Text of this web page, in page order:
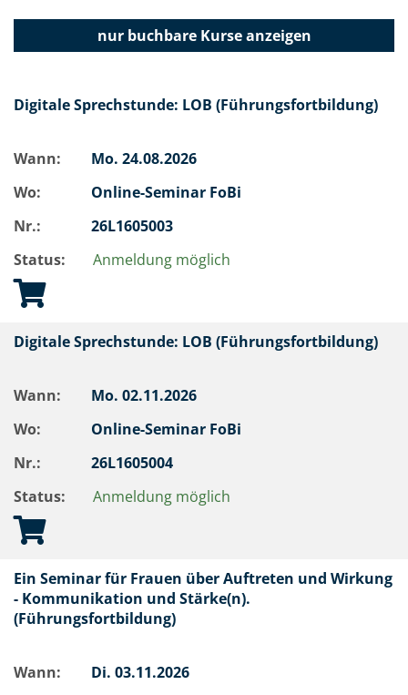
nur buchbareKurse anzeigen
Digitale Sprechstunde: LOB (Führungsfortbildung)
Wann: Mo. 24.08.2026
Wo:
Online-Seminar FoBi
Nr.:
26L1605003
Status:
Anmeldung möglich
Digitale Sprechstunde: LOB (Führungsfortbildung)
Wann: Mo. 02.11.2026
Wo:
Online-Seminar FoBi
Nr.:
26L1605004
Status:
Anmeldung möglich
Ein Seminar für Frauen über Auftreten und Wirkung
- Kommunikation und Stärke(n).
(Führungsfortbildung)
Wann: Di. 03.11.2026